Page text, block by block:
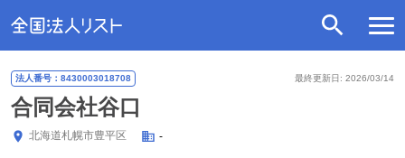
最終更新日: 2026/03/14
法人番号：8430003018708
合同会社谷口
北海道札幌市豊平区 -